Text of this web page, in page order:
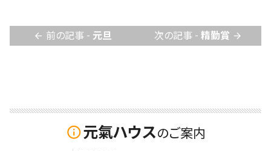
arrow_back 前の記事 - 元旦 次の記事 - 精勤賞 arrow_forward
info_outline元氣ハウスのご案内